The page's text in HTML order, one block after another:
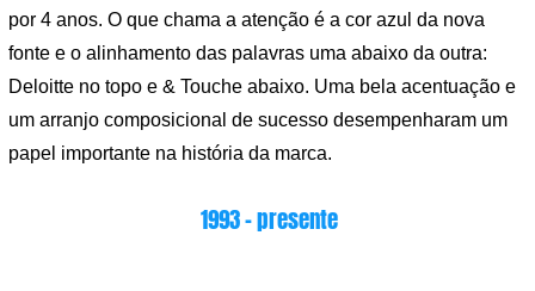
por 4 anos. O que chama a atenção é a cor azul da nova
fonte e o alinhamento das palavras uma abaixo da outra:
Deloitte no topo e & Touche abaixo. Uma bela acentuação e
um arranjo composicional de sucesso desempenharam um
papel importante na história da marca.
1993 – presente